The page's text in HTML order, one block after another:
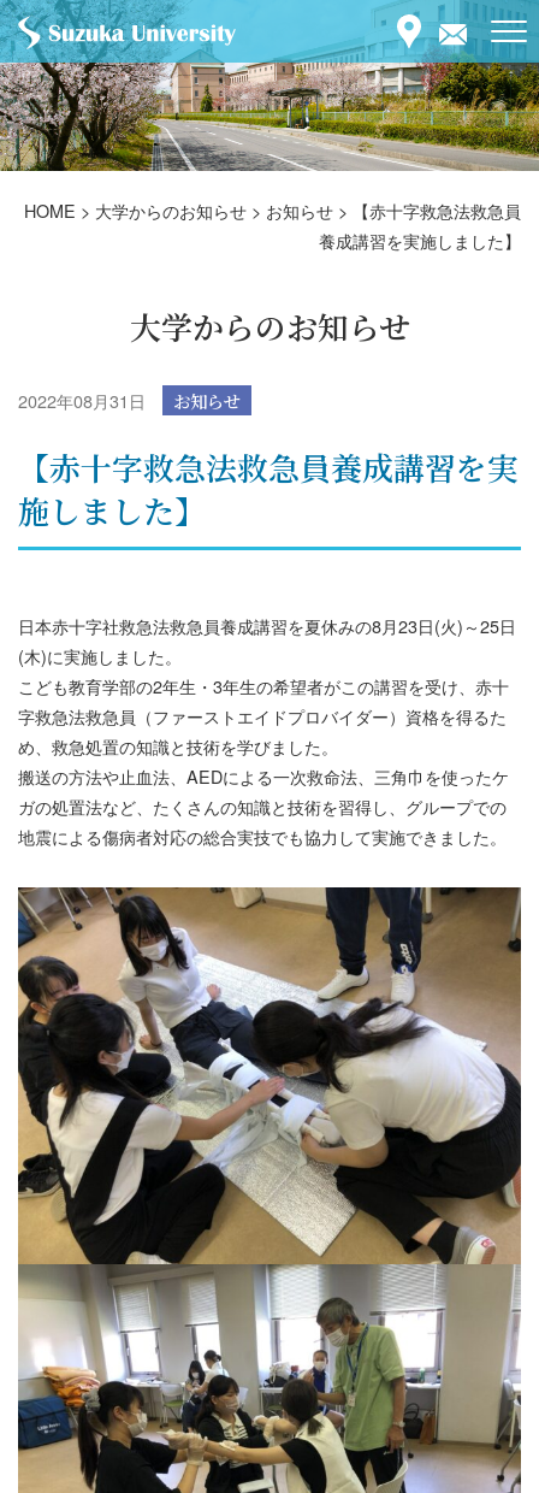
HOME > 大学からのお知らせ > お知らせ >
【赤十字救急法救急員
養成講習を実施しました】
大学からのお知らせ
2022年08月31日 お知らせ
【赤十字救急法救急員養成講習を実
施しました】
日本赤十字社救急法救急員養成講習を夏休みの8月23日(火)～25日
(木)に実施しました。
こども教育学部の2年生・3年生の希望者がこの講習を受け、赤十
字救急法救急員（ファーストエイドプロバイダー）資格を得るた
め、救急処置の知識と技術を学びました。
搬送の方法や止血法、AEDによる一次救命法、三角巾を使ったケ
ガの処置法など、たくさんの知識と技術を習得し、グループでの
地震による傷病者対応の総合実技でも協力して実施できました。